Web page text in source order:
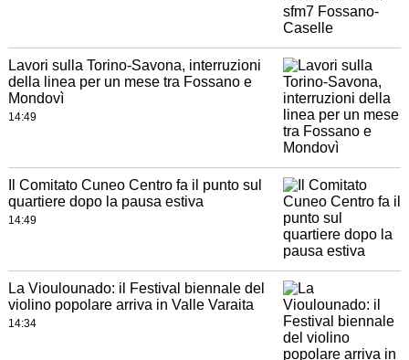
Lavori sulla Torino-Savona, interruzioni
della linea per un mese tra Fossano e
Mondovì
14:49
Il Comitato Cuneo Centro fa il punto sul
quartiere dopo la pausa estiva
14:49
La Vioulounado: il Festival biennale del
violino popolare arriva in Valle Varaita
14:34